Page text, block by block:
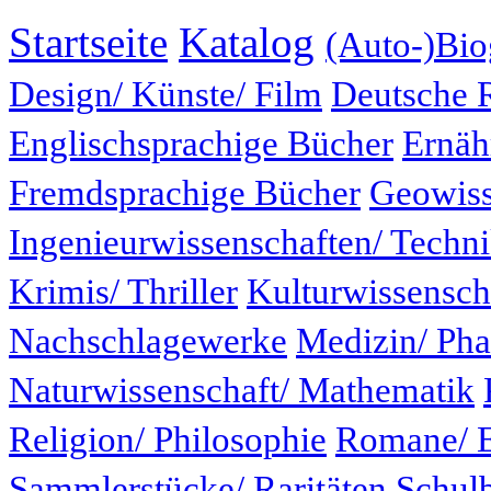
Startseite Katalog (Auto-
Design/ Künste/ Film Deutsche
Englischsprachige Bücher
Fremdsprachige Bücher
Ingenieurwissenschaften/
Krimis/ Thriller
Nachschlagewerke Medizin/
Naturwissenschaft/ Mathematik
Religion/ Philosophie Romane/